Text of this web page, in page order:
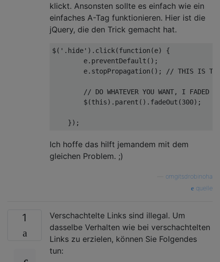
klickt. Ansonsten sollte es einfach wie ein
einfaches A-Tag funktionieren. Hier ist die
jQuery, die den Trick gemacht hat.
$( '.hide' ).click(function (e) {
        e.preventDefault();
        e.stopPropagation();
// THIS IS THE
// DO WHATEVER YOU WANT, I FADED
        $(
this).parent().fadeOut(300);
Ich hoffe das hilft jemandem mit dem
gleichen Problem. ;)
omgitsdrobinoha
quelle
1
Verschachtelte Links sind illegal. Um
dasselbe Verhalten wie bei verschachtelten
Links zu erzielen, können Sie Folgendes
tun: